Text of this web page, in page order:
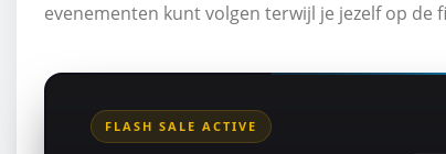
evenementen kunt volgen terwijl je jezelf op de
FLASH SALE ACTIVE